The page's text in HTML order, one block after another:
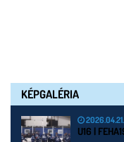
KÉPGALÉRIA
2026.04.21.
U16 |